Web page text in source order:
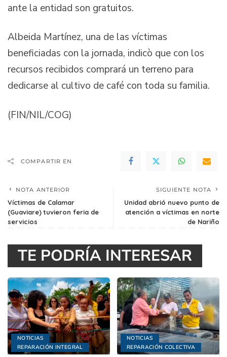
ante la entidad son gratuitos.
Albeida Martínez, una de las víctimas
beneficiadas con la jornada, indicò que con los
recursos recibidos comprará un terreno para
dedicarse al cultivo de café con toda su familia.
(FIN/NIL/COG)
COMPARTIR EN
NOTA ANTERIOR
Víctimas de Calamar
(Guaviare) tuvieron feria de
servicios
SIGUIENTE NOTA
Unidad abrió nuevo punto de
atención a víctimas en norte
de Nariño
TE PODRÍA INTERESAR
NOTICIAS
REPARACIÓN INTEGRAL
NOTICIAS
REPARACIÓN COLECTIVA